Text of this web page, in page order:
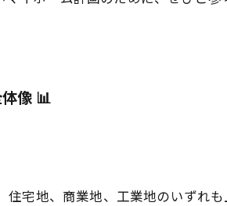
像 📊
住宅地、商業地、工業地のいずれ